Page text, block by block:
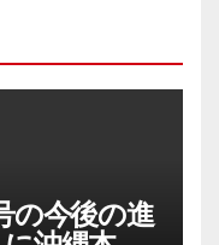
の今後の進